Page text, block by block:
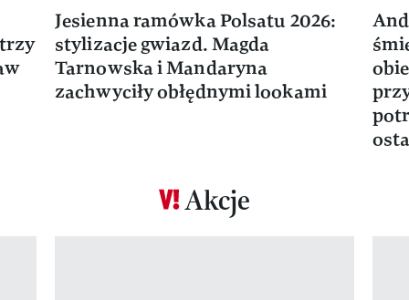
Jesienna ramówka Polsatu 2026:
stylizacje gwiazd. Magda
Tarnowska i Mandaryna
zachwyciły obłędnymi lookami
Akcje